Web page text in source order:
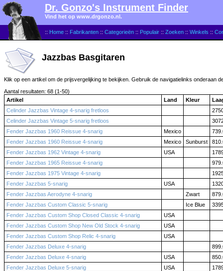
:: Home :: Fabrikanten :: Categorieën :: Populair :: Zoeken :: Winkels ::
Dr. Gonzo's Instrument Finder
Vind het op www.drgonzo.nl.
Jazzbas Basgitaren
Klik op een artikel om de prijsvergelijking te bekijken. Gebruik de navigatielinks onderaan
Aantal resultaten: 68 (1-50)
Artikel
Land Kleur
Celinder Jazzbas Vintage 4-snarig fretloos
Celinder Jazzbas Vintage 5-snarig fretloos
Fender Jazzbas 1960 Reissue 4-snarig
Mexico
Fender Jazzbas 1960 Reissue 4-snarig
Mexico Sunburst
Fender Jazzbas 1962 Vintage 4-snarig
USA
Fender Jazzbas 1965 Reissue 4-snarig
Fender Jazzbas 1975 Vintage 4-snarig
Fender Jazzbas 5-snarig
USA
Fender Jazzbas Aerodyne 4-snarig
Zwart
Fender Jazzbas Custom Classic 5-snarig
Ice Blue
Fender Jazzbas Custom Shop Closed Classic 4-snarig
USA
Fender Jazzbas Custom Shop New Old Stock 4-snarig
USA
Fender Jazzbas Custom Shop Relic 4-snarig
USA
Fender Jazzbas Deluxe 4-snarig
Fender Jazzbas Deluxe 4-snarig
USA
Fender Jazzbas Deluxe 5-snarig
USA